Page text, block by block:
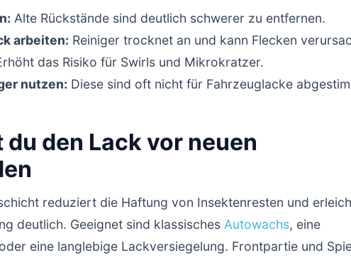
Alte Rückstände sind deutlich schwerer zu entfernen.
arbeiten: Reiniger trocknet an und kann Flecken
das Risiko für Swirls und Mikrokratzer.
nutzen: Diese sind oft nicht für Fahrzeuglacke
den Lack vor neuen
reduziert die Haftung von Insektenresten und
deutlich. Geeignet sind klassisches Autowachs, eine
oder eine langlebige Lackversiegelung. Frontpartie und